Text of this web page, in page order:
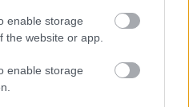
enable storage
the website or app.
enable storage
végül is erről szól.
csoportjaink, akik
a mi interpretációnkban
Azonban felmerül a
e nekik valamit?